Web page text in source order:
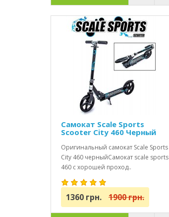
Самокат Scale Sports
Scooter City 460 Черный
Оригинальный самокат Scale Sports
City 460 черныйСамокат scale sports
460 с хорошей проход..
1360 грн. 1900 грн.